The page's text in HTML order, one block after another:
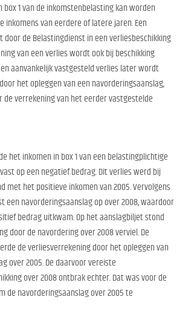
box 1 van de inkomstenbelasting kan worden
inkomens van eerdere of latere jaren. Een
de Belastingdienst in een verliesbeschikking
van een verlies wordt ook bij beschikking
aanvankelijk vastgesteld verlies later wordt
het opleggen van een navorderingsaanslag,
de verrekening van het eerder vastgestelde
het inkomen in box 1 van een belastingplichtige
op een negatief bedrag. Dit verlies werd bij
met het positieve inkomen van 2005. Vervolgens
een navorderingsaanslag op over 2008, waardoor
bedrag uitkwam. Op het aanslagbiljet stond
door de navordering over 2008 verviel. De
de verliesverrekening door het opleggen van
over 2005. De daarvoor vereiste
over 2008 ontbrak echter. Dat was voor de
de navorderingsaanslag over 2005 te